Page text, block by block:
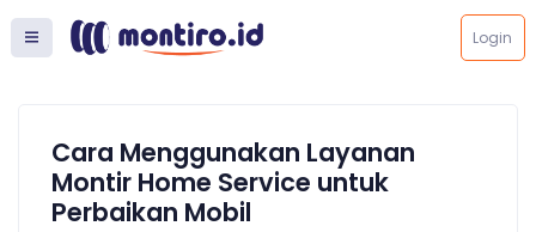
Login
Cara Menggunakan Layanan
Montir Home Service untuk
Perbaikan Mobil